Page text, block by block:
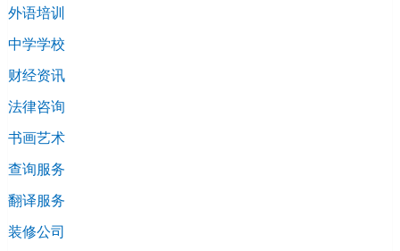
外语培训
中学学校
财经资讯
法律咨询
书画艺术
查询服务
翻译服务
装修公司